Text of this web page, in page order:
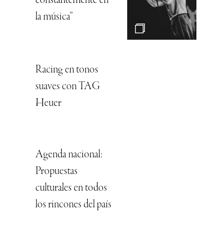
la música”
Racing en tonos
suaves con TAG
Heuer
Agenda nacional:
Propuestas
culturales en todos
los rincones del país